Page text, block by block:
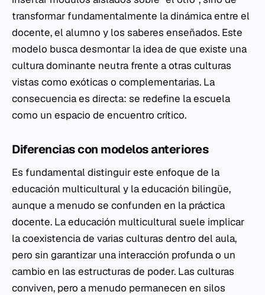
transformar fundamentalmente la dinámica entre el
docente, el alumno y los saberes enseñados. Este
modelo busca desmontar la idea de que existe una
cultura dominante neutra frente a otras culturas
vistas como exóticas o complementarias. La
consecuencia es directa: se redefine la escuela
como un espacio de encuentro crítico.
Diferencias con modelos anteriores
Es fundamental distinguir este enfoque de la
educación multicultural y la educación bilingüe,
aunque a menudo se confunden en la práctica
docente. La educación multicultural suele implicar
la coexistencia de varias culturas dentro del aula,
pero sin garantizar una interacción profunda o un
cambio en las estructuras de poder. Las culturas
conviven, pero a menudo permanecen en silos